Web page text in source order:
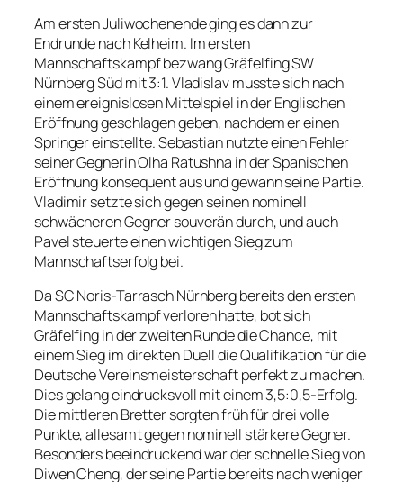
Am ersten Juliwochenende ging es dann zur
Endrunde nach Kelheim. Im ersten
Mannschaftskampf bezwang Gräfelfing SW
Nürnberg Süd mit 3:1. Vladislav musste sich nach
einem ereignislosen Mittelspiel in der Englischen
Eröffnung geschlagen geben, nachdem er einen
Springer einstellte. Sebastian nutzte einen Fehler
seiner Gegnerin Olha Ratushna in der Spanischen
Eröffnung konsequent aus und gewann seine Partie.
Vladimir setzte sich gegen seinen nominell
schwächeren Gegner souverän durch, und auch
Pavel steuerte einen wichtigen Sieg zum
Mannschaftserfolg bei.
Da SC Noris-Tarrasch Nürnberg bereits den ersten
Mannschaftskampf verloren hatte, bot sich
Gräfelfing in der zweiten Runde die Chance, mit
einem Sieg im direkten Duell die Qualifikation für die
Deutsche Vereinsmeisterschaft perfekt zu machen.
Dies gelang eindrucksvoll mit einem 3,5:0,5-Erfolg.
Die mittleren Bretter sorgten früh für drei volle
Punkte, allesamt gegen nominell stärkere Gegner.
Besonders beeindruckend war der schnelle Sieg von
Diwen Cheng, der seine Partie bereits nach weniger